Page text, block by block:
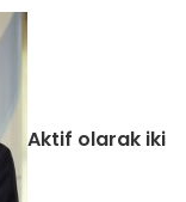
Aktif olarak iki